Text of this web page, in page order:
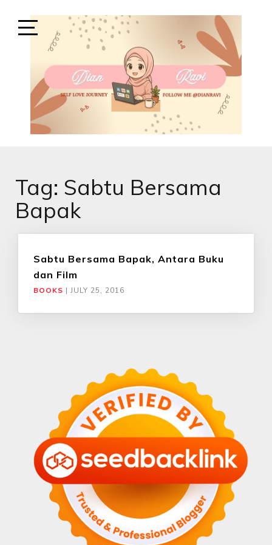
Open
Sidebar
Tag: Sabtu Bersama
Bapak
Sabtu Bersama Bapak, Antara Buku
dan Film
BOOKS | JULY 25, 2016